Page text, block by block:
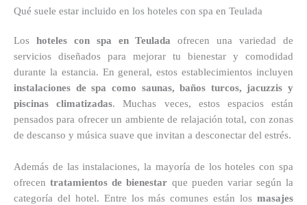
Qué suele estar incluido en los hoteles con spa en Teulada
Los hoteles con spa en Teulada ofrecen una variedad de
servicios diseñados para mejorar tu bienestar y comodidad
durante la estancia. En general, estos establecimientos incluyen
instalaciones de spa como saunas, baños turcos, jacuzzis y
piscinas climatizadas. Muchas veces, estos espacios están
pensados para ofrecer un ambiente de relajación total, con zonas
de descanso y música suave que invitan a desconectar del estrés.
Además de las instalaciones, la mayoría de los hoteles con spa
ofrecentratamientos de bienestar que pueden variar según la
categoría del hotel. Entre los más comunes están los masajes